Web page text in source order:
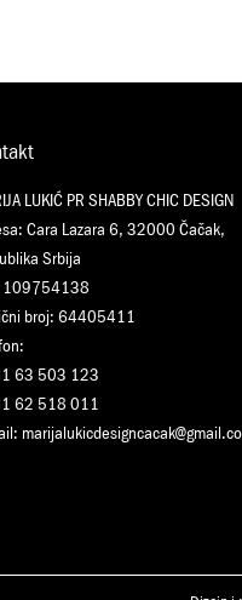
LUKIĆ PR SHABBY CHIC DESIGN
Cara Lazara 6, 32000 Čačak,
Srbija
109754138
broj: 64405411
63 503 123
62 518 011